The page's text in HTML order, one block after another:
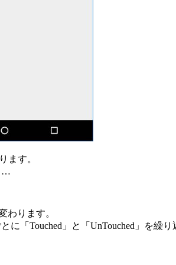
ます。
…
わります。
に「Touched」と「UnTouched」を繰り